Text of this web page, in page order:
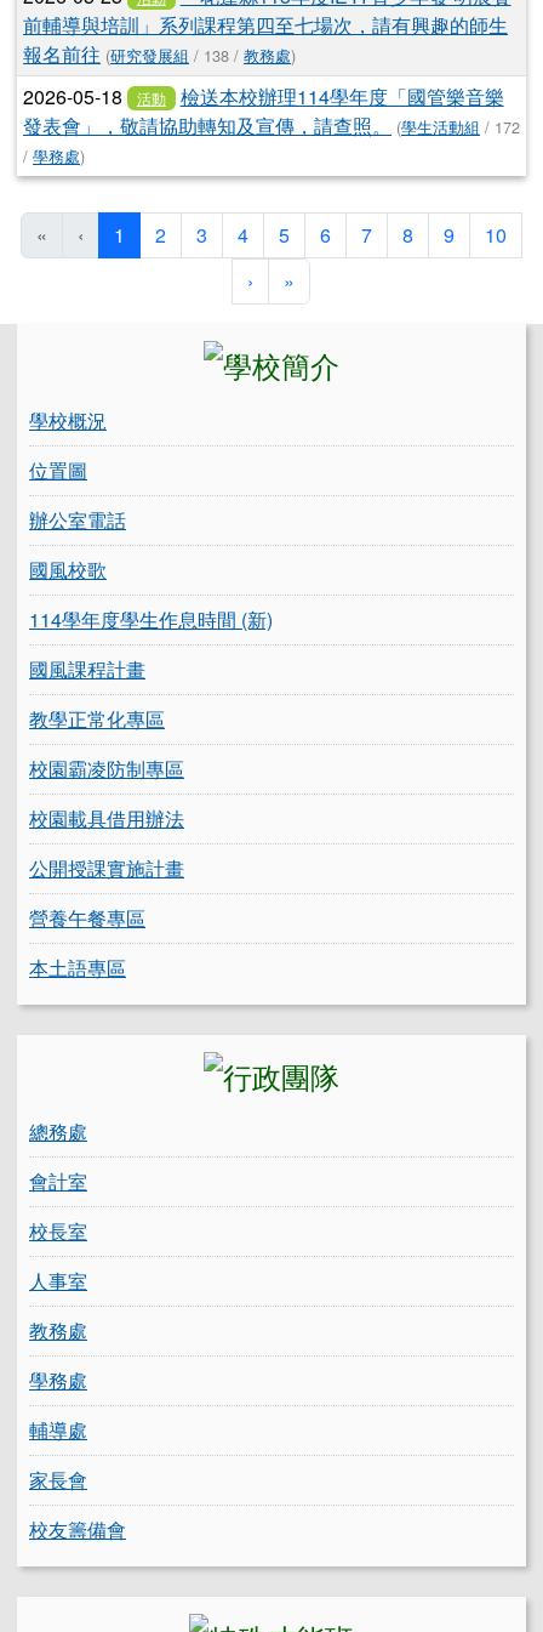
前輔導與培訓」系列課程第四至七場次，請有興趣的師生
報名前往 (研究發展組 / 138 / 教務處)
2026-05-18 活動
檢送本校辦理114學年度「國管樂音樂
發表會」，敬請協助轉知及宣傳，請查照。
(學生活動組 / 172
/ 學務處)
« ‹ 1 (目前頁次)
2 3 4 5 6 7 8 9
10
› 下一頁
»
學校概況
位置圖
辦公室電話
國風校歌
114學年度學生作息時間 (新)
國風課程計畫
教學正常化專區
校園霸凌防制專區
校園載具借用辦法
公開授課實施計畫
營養午餐專區
本土語專區
總務處
會計室
校長室
人事室
教務處
學務處
輔導處
家長會
校友籌備會